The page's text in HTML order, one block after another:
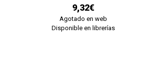
9,32€
Agotado en web
Disponible en librerías